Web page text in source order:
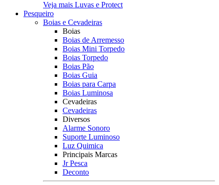
Veja mais Luvas e Protect
Pesqueiro
Boias e Cevadeiras
Boias
Boias de Arremesso
Boias Mini Torpedo
Boias Torpedo
Boias Pão
Boias Guia
Boias para Carpa
Boias Luminosa
Cevadeiras
Cevadeiras
Diversos
Alarme Sonoro
Suporte Luminoso
Luz Quimica
Principais Marcas
Jr Pesca
Deconto